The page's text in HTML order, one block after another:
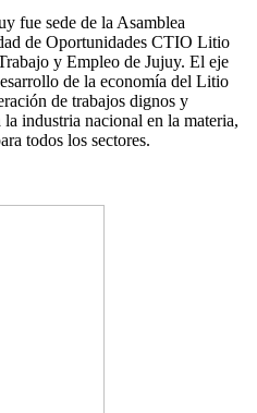
fue sede de la Asamblea
de Oportunidades CTIO Litio
y Empleo de Jujuy. El eje
de la economía del Litio
de trabajos dignos y
industria nacional en la materia,
todos los sectores.